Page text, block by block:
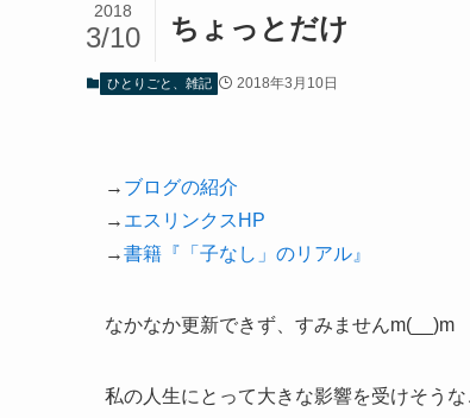
ちょっとだけ
2018
3/10
ひとりごと、雑記 2018年3月10日
→ ブログの紹介
→ エスリンクスHP
→書籍『「子なし」のリアル』
なかなか更新できず、すみませんm(__)m
私の人生にとって大きな影響を受けそうな